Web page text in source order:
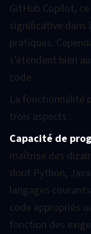
GitHub Copilot,
significative dans
pratiques.
s'étendent bien
code.
La fonctionnalité
trois aspects :
Capacité de
maîtrise des
dont Python,
langages
code appropriés
fonction des